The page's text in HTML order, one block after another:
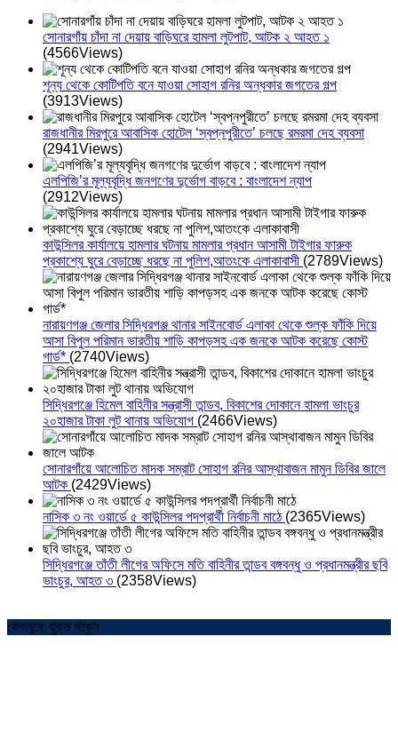
সোনারগাঁয় চাঁদা না দেয়ায় বাড়িঘরে হামলা লুটপাট, আটক ২ আহত ১
(4566Views)
শূন্য থেকে কোটিপতি বনে যাওয়া সোহাগ রনির অন্ধকার জগতের গল্প
(3913Views)
রাজধানীর মিরপুরে আবাসিক হোটেল ‘স্বপ্নপুরীতে’ চলছে রমরমা দেহ ব্যবসা
(2941Views)
এলপিজি’র মূল্যবৃদ্ধি জনগণের দুর্ভোগ বাড়বে : বাংলাদেশ ন্যাপ
(2912Views)
কাউন্সিলর কার্যালয়ে হামলার ঘটনায় মামলার প্রধান আসামী টাইগার ফারুক
প্রকাশ্যে ঘুরে বেড়াচ্ছে ধরছে না পুলিশ,আতংকে এলাকাবাসী (2789Views)
নারায়ণগঞ্জ জেলার সিদ্ধিরগঞ্জ থানার সাইনবোর্ড এলাকা থেকে শুল্ক ফাঁকি দিয়ে
আসা বিপুল পরিমান ভারতীয় শাড়ি কাপড়সহ এক জনকে আটক করেছে কোস্ট
গার্ড* (2740Views)
সিদ্ধিরগঞ্জে হিমেল বাহিনীর সন্ত্রাসী তান্ডব, বিকাশের দোকানে হামলা ভাংচুর
২০হাজার টাকা লুট থানায় অভিযোগ (2466Views)
সোনারগাঁয়ে আলোচিত মাদক সম্রাট সোহাগ রনির আস্থাবাজন মামুন ডিবির জালে
আটক (2429Views)
নাসিক ৩ নং ওয়ার্ডে ৫ কাউন্সিলর পদপ্রার্থী নির্বাচনী মাঠে (2365Views)
সিদ্ধিরগঞ্জে তাঁতী লীগের অফিসে মতি বাহিনীর তান্ডব বঙ্গবন্ধু ও প্রধানমন্ত্রীর ছবি
ভাংচুর, আহত ৩ (2358Views)
ফেসবুকে যুক্ত থাকুন